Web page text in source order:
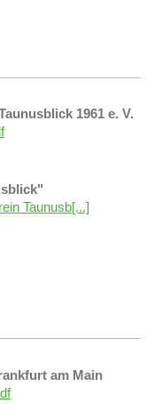
1961 e. V.
Taunusb[...]
am Main